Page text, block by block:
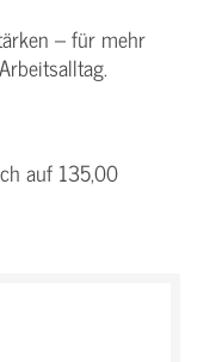
– für mehr
auf 135,00